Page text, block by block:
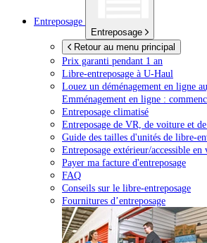
Entreposage
Entreposage
Retour au menu principal
Prix garanti pendant 1 an
Libre-entreposage à U-Haul
Louez un déménagement en ligne
Emménagement en ligne :
Entreposage climatisé
Entreposage de VR, de voiture et de
Guide des tailles d'unités de libre-
Entreposage extérieur/accessible en
Payer ma facture d'entreposage
FAQ
Conseils sur le libre-entreposage
Fournitures d’entreposage